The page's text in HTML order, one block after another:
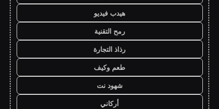
هيدب فيديو
رمح التقنية
رذاذ التجارة
طعم وكيف
شهود نت
أركاني